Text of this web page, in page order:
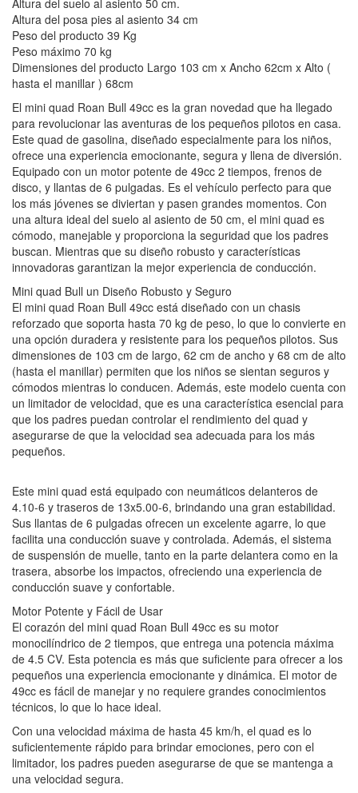
Altura del posa pies al asiento 34 cm
Peso del producto 39 Kg
Peso máximo 70 kg
Dimensiones del producto Largo 103 cm x Ancho 62cm x Alto (
hasta el manillar ) 68cm
El mini quad Roan Bull 49cc es la gran novedad que ha llegado
para revolucionar las aventuras de los pequeños pilotos en casa.
Este quad de gasolina, diseñado especialmente para los niños,
ofrece una experiencia emocionante, segura y llena de diversión.
Equipado con un motor potente de 49cc 2 tiempos, frenos de
disco, y llantas de 6 pulgadas. Es el vehículo perfecto para que
los más jóvenes se diviertan y pasen grandes momentos. Con
una altura ideal del suelo al asiento de 50 cm, el mini quad es
cómodo, manejable y proporciona la seguridad que los padres
buscan. Mientras que su diseño robusto y características
innovadoras garantizan la mejor experiencia de conducción.
Mini quad Bull un Diseño Robusto y Seguro
El mini quad Roan Bull 49cc está diseñado con un chasis
reforzado que soporta hasta 70 kg de peso, lo que lo convierte en
una opción duradera y resistente para los pequeños pilotos. Sus
dimensiones de 103 cm de largo, 62 cm de ancho y 68 cm de alto
(hasta el manillar) permiten que los niños se sientan seguros y
cómodos mientras lo conducen. Además, este modelo cuenta con
un limitador de velocidad, que es una característica esencial para
que los padres puedan controlar el rendimiento del quad y
asegurarse de que la velocidad sea adecuada para los más
pequeños.
Este mini quad está equipado con neumáticos delanteros de
4.10-6 y traseros de 13x5.00-6, brindando una gran estabilidad.
Sus llantas de 6 pulgadas ofrecen un excelente agarre, lo que
facilita una conducción suave y controlada. Además, el sistema
de suspensión de muelle, tanto en la parte delantera como en la
trasera, absorbe los impactos, ofreciendo una experiencia de
conducción suave y confortable.
Motor Potente y Fácil de Usar
El corazón del mini quad Roan Bull 49cc es su motor
monocilíndrico de 2 tiempos, que entrega una potencia máxima
de 4.5 CV. Esta potencia es más que suficiente para ofrecer a los
pequeños una experiencia emocionante y dinámica. El motor de
49cc es fácil de manejar y no requiere grandes conocimientos
técnicos, lo que lo hace ideal.
Con una velocidad máxima de hasta 45 km/h, el quad es lo
suficientemente rápido para brindar emociones, pero con el
limitador, los padres pueden asegurarse de que se mantenga a
una velocidad segura.